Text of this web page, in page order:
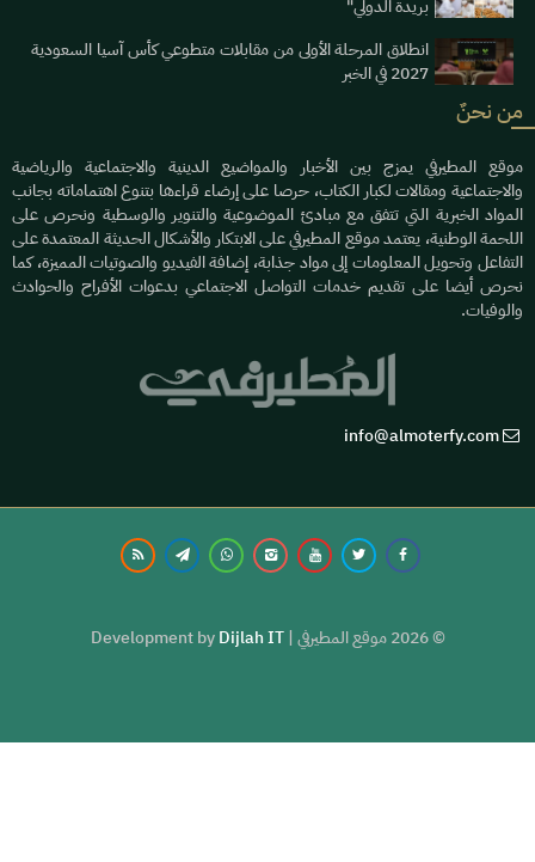
بريدة الدولي"
انطلاق المرحلة الأولى من مقابلات متطوعي كأس آسيا السعودية
2027 في الخبر
من نحنٌ
موقع المطيرفي يمزج بين الأخبار والمواضيع الدينية والاجتماعية والرياضية
والاجتماعية ومقالات لكبار الكتاب، حرصا على إرضاء قراءها بتنوع اهتماماته بجانب
المواد الخبرية التي تتفق مع مبادئ الموضوعية والتنوير والوسطية ونحرص على
اللحمة الوطنية، يعتمد موقع المطيرفي على الابتكار والأشكال الحديثة المعتمدة على
التفاعل وتحويل المعلومات إلى مواد جذابة، إضافة الفيديو والصوتيات المميزة، كما
نحرص أيضا على تقديم خدمات التواصل الاجتماعي بدعوات الأفراح والحوادث
والوفيات.
info@almoterfy.com
© 2026 موقع المطيرفي | Development by Dijlah IT